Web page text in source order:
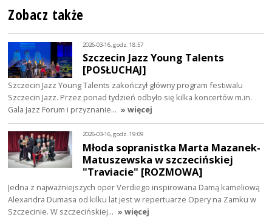
Zobacz także
2026-03-16, godz. 18:57
Szczecin Jazz Young Talents
[POSŁUCHAJ]
Szczecin Jazz Young Talents zakończył główny program festiwalu
Szczecin Jazz. Przez ponad tydzień odbyło się kilka koncertów m.in.
Gala Jazz Forum i przyznanie… » więcej
2026-03-16, godz. 19:09
Młoda sopranistka Marta Mazanek-
Matuszewska w szczecińskiej
"Traviacie" [ROZMOWA]
Jedna z najważniejszych oper Verdiego inspirowana Damą kameliową
Alexandra Dumasa od kilku lat jest w repertuarze Opery na Zamku w
Szczecinie. W szczecińskiej… » więcej